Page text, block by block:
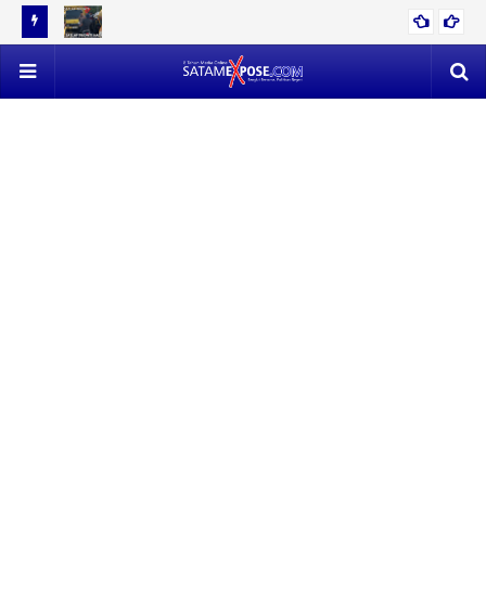
TON
EVAKUASI 53 TON TIMAH MENDAPAT PERLAWANAN SENGIT,
POLISI VS SATLAP TRICAKTI